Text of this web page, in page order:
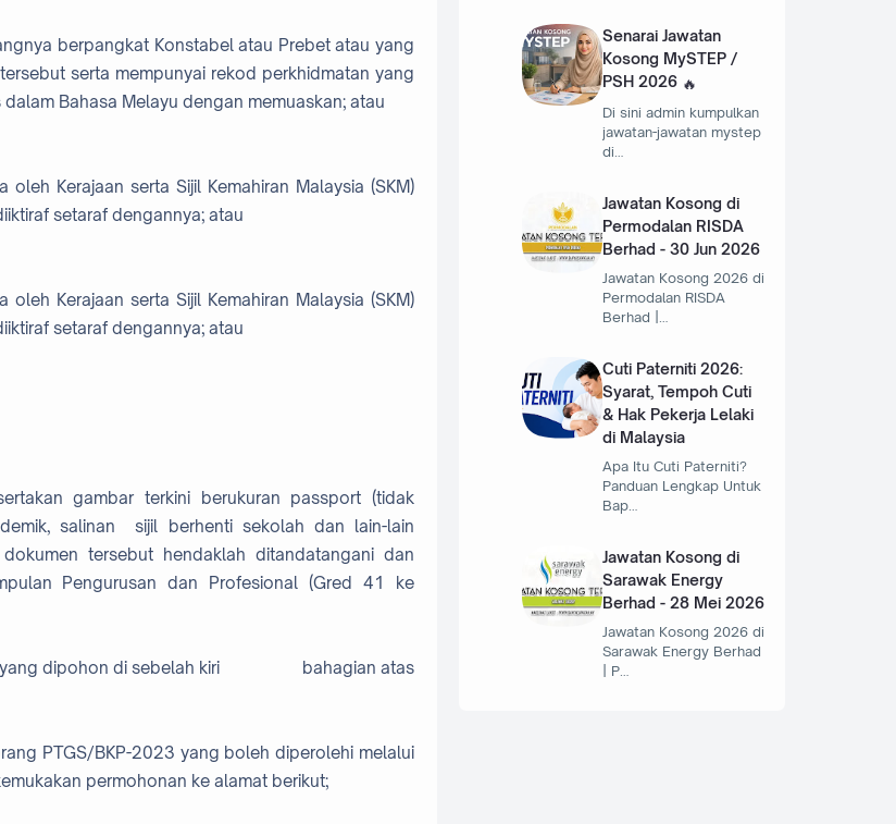
berpangkat Konstabel atau Prebet atau yang
serta mempunyai rekod perkhidmatan yang
Bahasa Melayu dengan memuaskan; atau
Kerajaan serta Sijil Kemahiran Malaysia (SKM)
setaraf dengannya; atau
Kerajaan serta Sijil Kemahiran Malaysia (SKM)
setaraf dengannya; atau
gambar terkini berukuran passport (tidak
salinan sijil berhenti sekolah dan lain-lain
tersebut hendaklah ditandatangani dan
Pengurusan dan Profesional (Gred 41 ke
yang dipohon di sebelah kiri bahagian atas
PTGS/BKP-2023 yang boleh diperolehi melalui
permohonan ke alamat berikut;
Senarai Jawatan
Kosong MySTEP /
PSH 2026
Di sini admin kumpulkan
jawatan-jawatan mystep
di…
Jawatan Kosong di
Permodalan RISDA
Berhad - 30 Jun 2026
Jawatan Kosong 2026 di
Permodalan RISDA
Cuti Paterniti 2026:
Syarat, Tempoh Cuti
& Hak Pekerja Lelaki
di Malaysia
Apa Itu Cuti Paterniti?
Panduan Lengkap Untuk
Bap…
Jawatan Kosong di
Sarawak Energy
Berhad - 28 Mei 2026
Jawatan Kosong 2026 di
Sarawak Energy Berhad
| P…